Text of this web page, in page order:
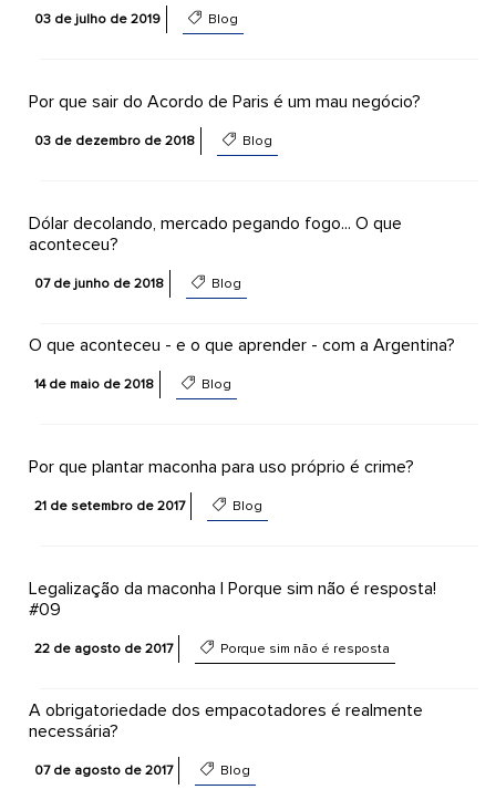
03 de julho de 2019 Blog
Por que sair do Acordo de Paris é um mau negócio?
03 de dezembro de 2018 Blog
Dólar decolando, mercado pegando fogo... O que
aconteceu?
07 de junho de 2018 Blog
O que aconteceu - e o que aprender - com a Argentina?
14 de maio de 2018 Blog
Por que plantar maconha para uso próprio é crime?
21 de setembro de 2017 Blog
Legalização da maconha | Porque sim não é resposta!
#09
22 de agosto de 2017 Porque sim não é resposta
A obrigatoriedade dos empacotadores é realmente
necessária?
07 de agosto de 2017 Blog